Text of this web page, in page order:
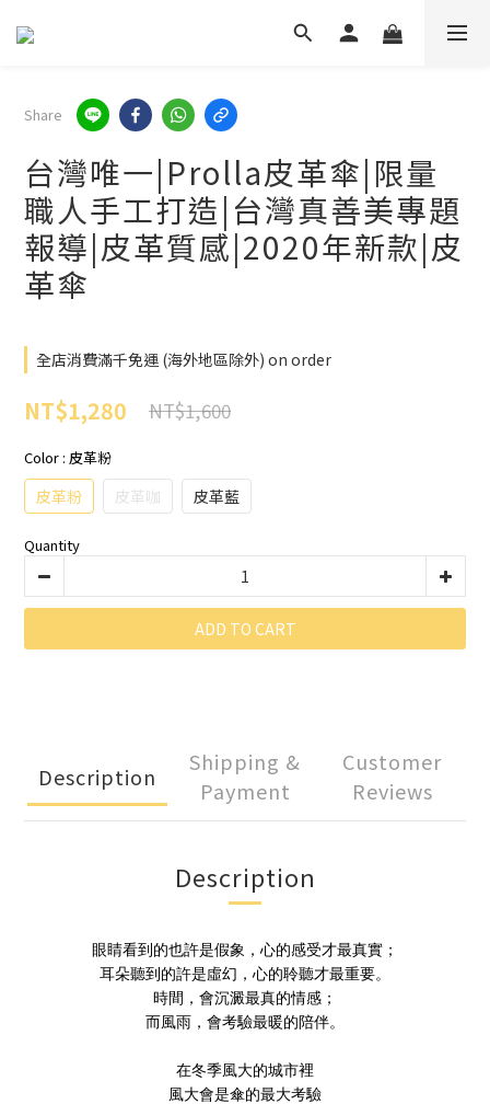
Share
台灣唯一|Prolla皮革傘|限量
職人手工打造|台灣真善美專題
報導|皮革質感|2020年新款|皮
革傘
全店消費滿千免運 (海外地區除外) on order
NT$1,280 NT$1,600
Color : 皮革粉
皮革粉 皮革咖 皮革藍
Quantity
ADD TO CART
Description
Shipping &
Payment
Customer
Reviews
Description
眼睛看到的也許是假象，心的感受才最真實；
耳朵聽到的許是虛幻，心的聆聽才最重要。
時間，會沉澱最真的情感；
而風雨，會考驗最暖的陪伴。
在冬季風大的城市裡
風大會是傘的最大考驗